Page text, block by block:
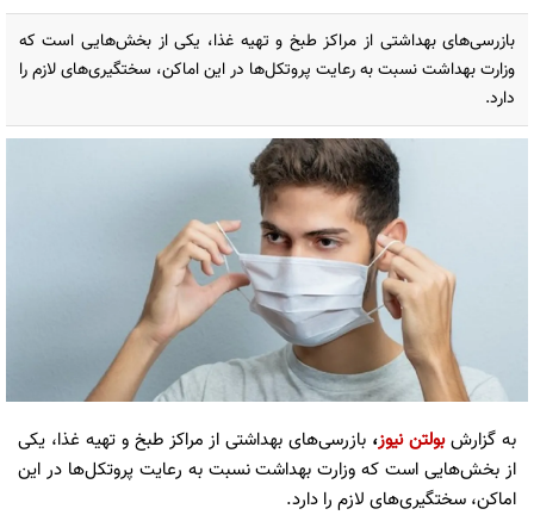
بازرسی‌های بهداشتی از مراکز طبخ و تهیه غذا، یکی از بخش‌هایی است که
وزارت بهداشت نسبت به رعایت پروتکل‌ها در این اماکن، سختگیری‌های لازم را
دارد.
به گزارشبولتن نیوز، بازرسی‌های بهداشتی از مراکز طبخ و تهیه غذا، یکی
از بخش‌هایی است که وزارت بهداشت نسبت به رعایت پروتکل‌ها در این
اماکن، سختگیری‌های لازم را دارد.